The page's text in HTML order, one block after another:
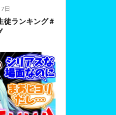
日
徒ランキング #